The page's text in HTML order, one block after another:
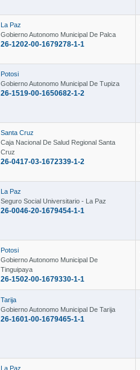
La Paz
Gobierno Autonomo Municipal De Palca
26-1202-00-1679278-1-1
Potosi
Gobierno Autonomo Municipal De Tupiza
26-1519-00-1650682-1-2
Santa Cruz
Caja Nacional De Salud Regional Santa
Cruz
26-0417-03-1672339-1-2
La Paz
Seguro Social Universitario - La Paz
26-0046-20-1679454-1-1
Potosi
Gobierno Autonomo Municipal De
Tinguipaya
26-1502-00-1679330-1-1
Tarija
Gobierno Autonomo Municipal De Tarija
26-1601-00-1679465-1-1
La Paz